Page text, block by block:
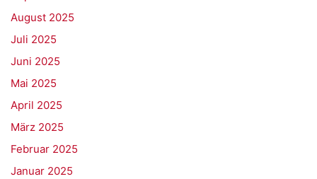
August 2025
Juli 2025
Juni 2025
Mai 2025
April 2025
März 2025
Februar 2025
Januar 2025